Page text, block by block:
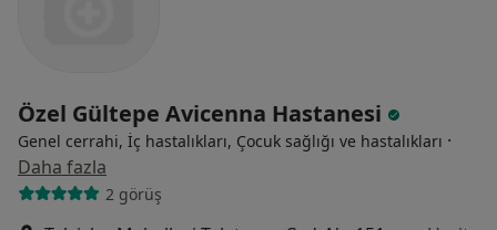
Özel Gültepe Avicenna Hastanesi
Genel cerrahi, İç hastalıkları, Çocuk sağlığı ve hastalıkları ·
Daha fazla
2 görüş